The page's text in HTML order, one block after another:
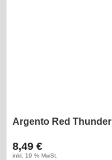
Argento Red Thunder
8,49 €
inkl. 19 % MwSt.